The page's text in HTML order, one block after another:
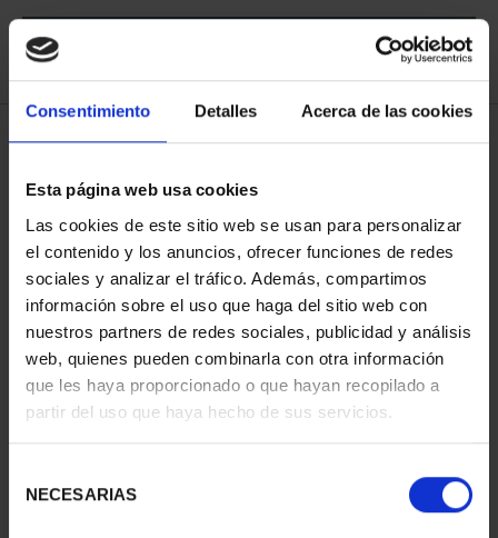
Consentimiento Detalles Acerca de las cookies
Esta página web usa cookies
Las cookies de este sitio web se usan para personalizar
el contenido y los anuncios, ofrecer funciones de redes
sociales y analizar el tráfico. Además, compartimos
información sobre el uso que haga del sitio web con
nuestros partners de redes sociales, publicidad y análisis
web, quienes pueden combinarla con otra información
que les haya proporcionado o que hayan recopilado a
partir del uso que haya hecho de sus servicios.
NECESARIAS
1 Productos encontrados
145,00 €